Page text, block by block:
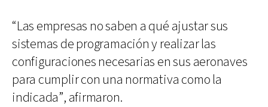
“Las empresas no saben a qué ajustar sus
sistemas de programación y realizar las
configuraciones necesarias en sus aeronaves
para cumplir con una normativa como la
indicada”, afirmaron.